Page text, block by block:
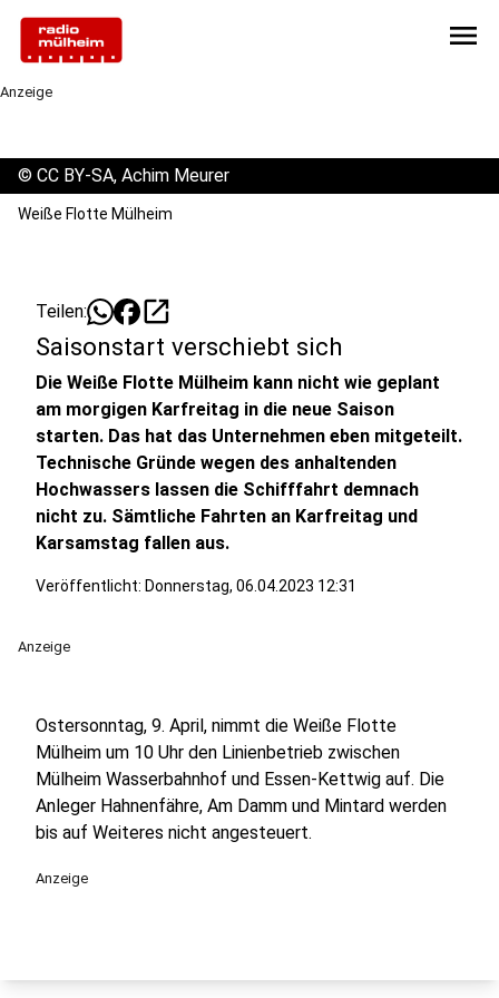
menu
Anzeige
© CC BY-SA, Achim Meurer
Weiße Flotte Mülheim
Teilen: open_in_new
Saisonstart verschiebt sich
Die Weiße Flotte Mülheim kann nicht wie geplant
am morgigen Karfreitag in die neue Saison
starten. Das hat das Unternehmen eben mitgeteilt.
Technische Gründe wegen des anhaltenden
Hochwassers lassen die Schifffahrt demnach
nicht zu. Sämtliche Fahrten an Karfreitag und
Karsamstag fallen aus.
Veröffentlicht: Donnerstag, 06.04.2023 12:31
Anzeige
Ostersonntag, 9. April, nimmt die Weiße Flotte
Mülheim um 10 Uhr den Linienbetrieb zwischen
Mülheim Wasserbahnhof und Essen-Kettwig auf. Die
Anleger Hahnenfähre, Am Damm und Mintard werden
bis auf Weiteres nicht angesteuert.
Anzeige